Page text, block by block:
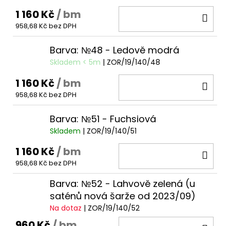
1 160 Kč/ bm
958,68 Kč bez DPH
Barva: №48 - Ledově modrá
Skladem < 5m | ZOR/19/140/48
1 160 Kč/ bm
958,68 Kč bez DPH
Barva: №51 - Fuchsiová
Skladem | ZOR/19/140/51
1 160 Kč/ bm
958,68 Kč bez DPH
Barva: №52 - Lahvově zelená (u
saténů nová šarže od 2023/09)
Na dotaz | ZOR/19/140/52